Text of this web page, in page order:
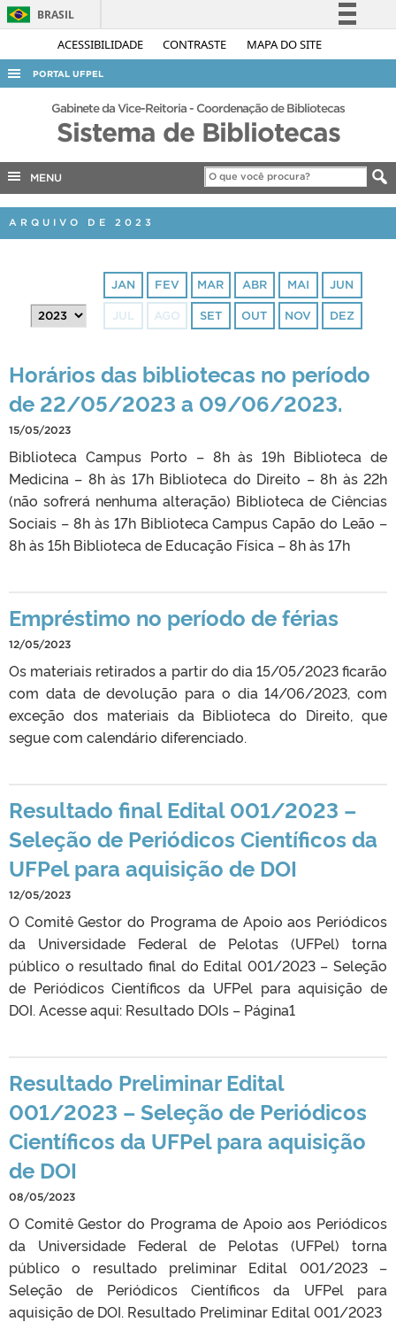
ACESSIBILIDADE CONTRASTE MAPA DO SITE
BRASIL
Simplifique!
Acesso à informação
Canais
PORTAL UFPEL
ACESSO À INFORMAÇÃO
AUDITORIA
COBALTO
CONCURSOS
EDITAIS
PORTARIAS
Gabinete da Vice-Reitoria - Coordenação de Bibliotecas
Sistema de Bibliotecas
MENU
ARQUIVO DE 2023
JAN FEV MAR ABR MAI JUN
JUL AGO SET OUT NOV DEZ
Horários das bibliotecas no período
de 22/05/2023 a 09/06/2023.
15/05/2023
Biblioteca Campus Porto – 8h às 19h Biblioteca de
Medicina – 8h às 17h Biblioteca do Direito – 8h às 22h
(não sofrerá nenhuma alteração) Biblioteca de Ciências
Sociais – 8h às 17h Biblioteca Campus Capão do Leão –
8h às 15h Biblioteca de Educação Física – 8h às 17h
Empréstimo no período de férias
12/05/2023
Os materiais retirados a partir do dia 15/05/2023 ficarão
com data de devolução para o dia 14/06/2023, com
exceção dos materiais da Biblioteca do Direito, que
segue com calendário diferenciado.
Resultado final Edital 001/2023 –
Seleção de Periódicos Científicos da
UFPel para aquisição de DOI
12/05/2023
O Comitê Gestor do Programa de Apoio aos Periódicos
da Universidade Federal de Pelotas (UFPel) torna
público o resultado final do Edital 001/2023 – Seleção
de Periódicos Científicos da UFPel para aquisição de
DOI. Acesse aqui: Resultado DOIs – Página1
Resultado Preliminar Edital
001/2023 – Seleção de Periódicos
Científicos da UFPel para aquisição
de DOI
08/05/2023
O Comitê Gestor do Programa de Apoio aos Periódicos
da Universidade Federal de Pelotas (UFPel) torna
público o resultado preliminar Edital 001/2023 –
Seleção de Periódicos Científicos da UFPel para
aquisição de DOI. Resultado Preliminar Edital 001/2023